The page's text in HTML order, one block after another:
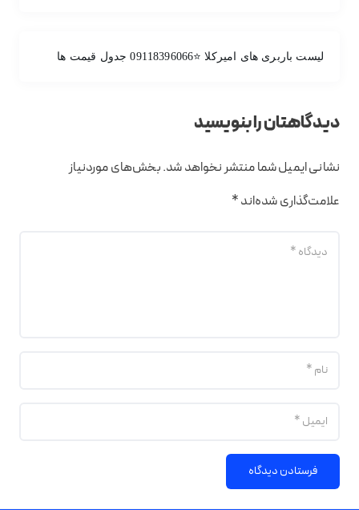
لیست باربری های امیرکلا ⭐️09118396066 جدول قیمت ها
دیدگاهتان را بنویسید
نشانی ایمیل شما منتشر نخواهد شد.بخش‌های موردنیاز
علامت‌گذاری شده‌اند*
فرستادن دیدگاه